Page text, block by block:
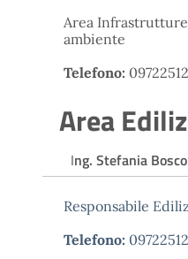
Area
ambiente
Telefono:
Area
Ing. Stefania Bosco
Responsabile
Telefono: